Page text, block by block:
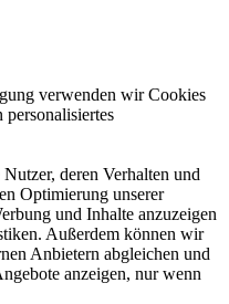
verwenden wir Cookies
deren Verhalten und
Optimierung unserer
und Inhalte anzuzeigen
Außerdem können wir
Anbietern abgleichen und
anzeigen, nur wenn